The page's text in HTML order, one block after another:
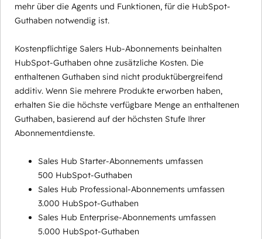
mehr über die Agents und Funktionen, für die HubSpot-
Guthaben notwendig ist.
Kostenpflichtige Salers Hub-Abonnements beinhalten
HubSpot-Guthaben ohne zusätzliche Kosten. Die
enthaltenen Guthaben sind nicht produktübergreifend
additiv. Wenn Sie mehrere Produkte erworben haben,
erhalten Sie die höchste verfügbare Menge an enthaltenen
Guthaben, basierend auf der höchsten Stufe Ihrer
Abonnementdienste.
Sales Hub Starter-Abonnements umfassen
500 HubSpot-Guthaben
Sales Hub Professional-Abonnements umfassen
3.000 HubSpot-Guthaben
Sales Hub Enterprise-Abonnements umfassen
5.000 HubSpot-Guthaben